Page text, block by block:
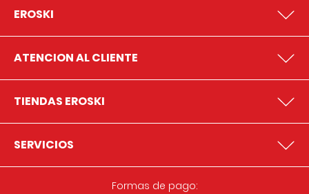
EROSKI
ATENCION AL CLIENTE
TIENDAS EROSKI
SERVICIOS
Formas de pago: